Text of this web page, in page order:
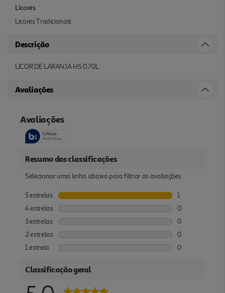
Licores
Licores Tradicionais
Descrição
LICOR DE LARANJA HS 0.70L
Avaliações